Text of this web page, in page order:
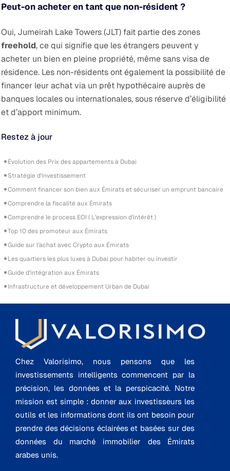
Peut-on acheter en tant que non-résident ?
Oui, Jumeirah Lake Towers (JLT) fait partie des zones
freehold, ce qui signifie que les étrangers peuvent y
acheter un bien en pleine propriété, même sans visa de
résidence. Les non-résidents ont également la possibilité de
financer leur achat via un prêt hypothécaire auprès de
banques locales ou internationales, sous réserve d’éligibilité
et d’apport minimum.
Restez à jour
Évolution des Prix des appartements à Dubai
Stratégie d’investissement
Comment financer son bien aux Émirats et sécuriser un emprunt bancaire
Comprendre la fiscalité aux Émirats
Comprendre le process EOI ( L’expression d’intérêt )
Top 10 des promoteur aux Émirats
Guide sur l’achat avec Crypto aux Émirats
Les quartiers les plus luxes à Dubai pour habiter ou investir
Guide d’intégration aux Émirats
Infrastructure et développement Urban de Dubai
Chez Valorisimo, nous pensons que les
investissements intelligents commencent par la
précision, les données et la perspicacité. Notre
mission est simple : donner aux investisseurs les
outils et les informations dont ils ont besoin pour
prendre des décisions éclairées et basées sur des
données du marché immobilier des Émirats
arabes unis.